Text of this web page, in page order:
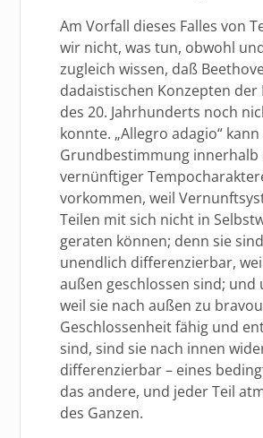
Am Vorfall dieses Falles von
wir nicht, was tun, obwohl
zugleich wissen, daß
dadaistischen Konzepten der
des 20. Jahrhunderts noch
konnte. „Allegro adagio“
Grundbestimmung innerhalb
vernünftiger
vorkommen, weil
Teilen mit sich nicht in
geraten können; denn sie
unendlich differenzierbar,
außen geschlossen sind; und
weil sie nach außen zu
Geschlossenheit fähig und
sind, sind sie nach innen
differenzierbar – eines
das andere, und jeder Teil
des Ganzen.